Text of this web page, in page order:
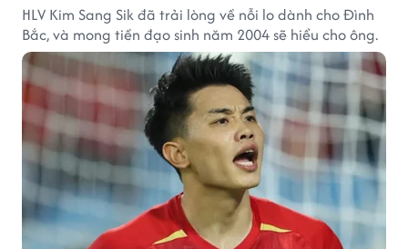
HLV Kim Sang Sik đã trải lòng về nỗi lo dành cho Đình
Bắc, và mong tiền đạo sinh năm 2004 sẽ hiểu cho ông.